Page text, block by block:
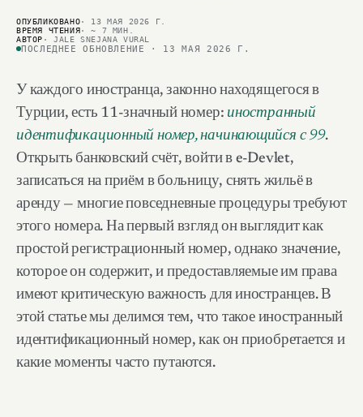
ОПУБЛИКОВАНО· 13 МАЯ 2026 Г.
ВРЕМЯ ЧТЕНИЯ· ~ 7 МИН.
АВТОР · JALE SNEJANA VURAL
ПОСЛЕДНЕЕ ОБНОВЛЕНИЕ · 13 МАЯ 2026 Г.
У каждого иностранца, законно находящегося в
Турции, есть 11-значный номер: иностранный
идентификационный номер, начинающийся с 99.
Открыть банковский счёт, войти в e-Devlet,
записаться на приём в больницу, снять жильё в
аренду — многие повседневные процедуры требуют
этого номера. На первый взгляд он выглядит как
простой регистрационный номер, однако значение,
которое он содержит, и предоставляемые им права
имеют критическую важность для иностранцев. В
этой статье мы делимся тем, что такое иностранный
идентификационный номер, как он приобретается и
какие моменты часто путаются.